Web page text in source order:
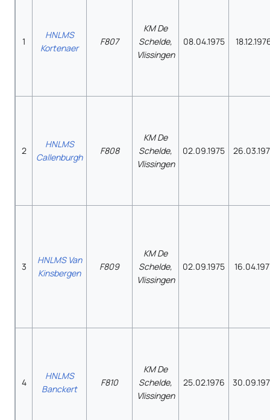
1
HNLMS
Kortenaer
F807
KM De
Schelde,
Vlissingen
08.04.1975
2
HNLMS
Callenburgh
F808
KM De
Schelde,
Vlissingen
02.09.1975
3
HNLMS Van
Kinsbergen
F809
KM De
Schelde,
Vlissingen
02.09.1975
4
HNLMS
Banckert
F810
KM De
Schelde,
Vlissingen
25.02.1976